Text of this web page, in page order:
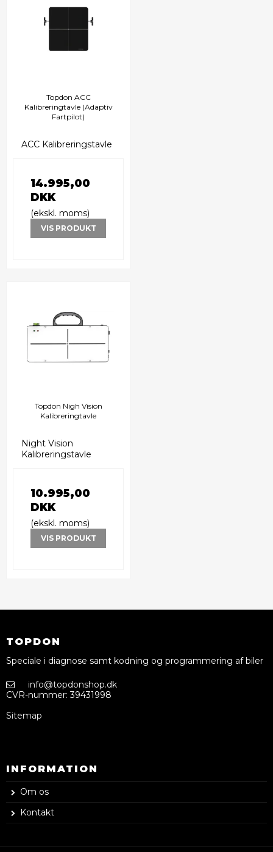
Topdon ACC
Kalibreringtavle (Adaptiv
Fartpilot)
ACC Kalibreringstavle
14.995,00
DKK
(ekskl. moms)
VIS PRODUKT
Topdon Nigh Vision
Kalibreringtavle
Night Vision
Kalibreringstavle
10.995,00
DKK
(ekskl. moms)
VIS PRODUKT
TOPDON
Speciale i diagnose samt kodning og programmering af biler
info@topdonshop.dk
CVR-nummer: 39431998
Sitemap
INFORMATION
Om os
Kontakt